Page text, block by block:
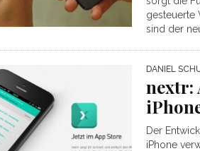
gesteuerte
sind der
DANIEL
nextr:
Der
iPhone